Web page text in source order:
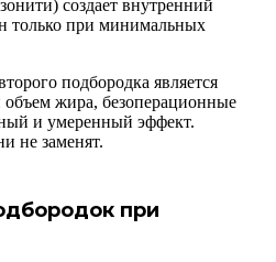
создает внутренний
только при минимальных
подбородка является
жира, безоперационные
и умеренный эффект.
не заменят.
при